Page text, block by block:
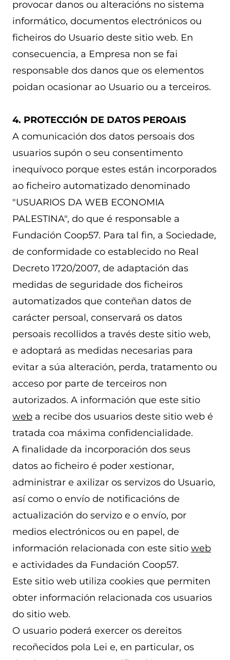
provocar danos ou alteracións no sistema
informático, documentos electrónicos ou
ficheiros do Usuario deste sitio web. En
consecuencia, a Empresa non se fai
responsable dos danos que os elementos
poidan ocasionar ao Usuario ou a terceiros.
4. PROTECCIÓN DE DATOS PEROAIS
A comunicación dos datos persoais dos
usuarios supón o seu consentimento
inequívoco porque estes están incorporados
ao ficheiro automatizado denominado
"USUARIOS DA WEB ECONOMIA
PALESTINA", do que é responsable a
Fundación Coop57. Para tal fin, a Sociedade,
de conformidade co establecido no Real
Decreto 1720/2007, de adaptación das
medidas de seguridade dos ficheiros
automatizados que conteñan datos de
carácter persoal, conservará os datos
persoais recollidos a través deste sitio web,
e adoptará as medidas necesarias para
evitar a súa alteración, perda, tratamento ou
acceso por parte de terceiros non
autorizados. A información que este sitio
web a recibe dos usuarios deste sitio web é
tratada coa máxima confidencialidade.
A finalidade da incorporación dos seus
datos ao ficheiro é poder xestionar,
administrar e axilizar os servizos do Usuario,
así como o envío de notificacións de
actualización do servizo e o envío, por
medios electrónicos ou en papel, de
información relacionada con este sitio web
e actividades da Fundación Coop57.
Este sitio web utiliza cookies que permiten
obter información relacionada cos usuarios
do sitio web.
O usuario poderá exercer os dereitos
recoñecidos pola Lei e, en particular, os